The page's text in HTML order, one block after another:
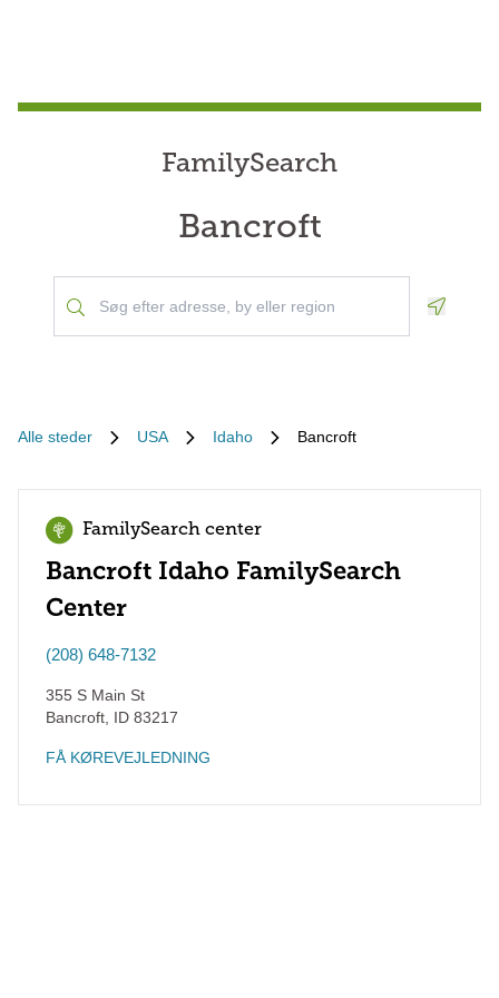
FamilySearch
Bancroft
Alle steder USA Idaho Bancroft
FamilySearch center
Bancroft Idaho FamilySearch
Center
(208) 648-7132
355 S Main St
Bancroft ID 83217
FÅ KØREVEJLEDNING